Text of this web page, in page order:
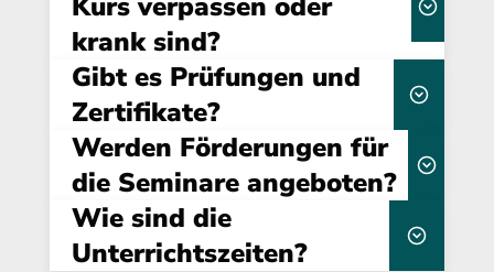
IKET Institut für Kälte- Klima- und
Energietechnik GmbH
0201 89949700
seminare@iket.de
krank sind?
verpflichtend
zur Verfügung
Selbststudium
Gibt es Prüfungen und
Zertifikate?
Abschluss des
Seminars
Abschlussprüfung
wird diese entweder direkt
durch Campus-EW oder durch den externen
Partner
Werden Förderungen für
die Seminare angeboten?
Wie sind die
Unterrichtszeiten?